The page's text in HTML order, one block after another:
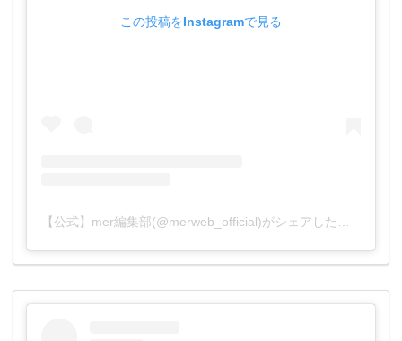
この投稿をInstagramで見る
【公式】mer編集部(@merweb_official)がシェアした投稿